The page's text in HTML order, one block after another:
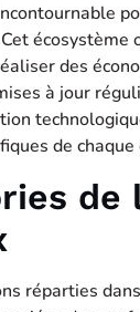
écosystème
des
à jour
de
de
réparties